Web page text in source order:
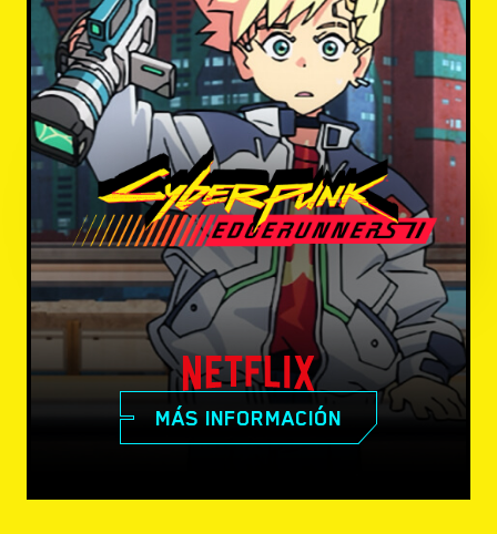
MÁS INFORMACIÓN